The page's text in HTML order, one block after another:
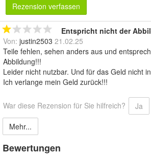
Rezension verfassen
Entspricht nicht der
Von: justin2503 21.02.25
Teile fehlen, sehen anders aus und
Abbildung!!!
Leider nicht nutzbar. Und für das Geld nicht
Ich verlange mein Geld zurück!!!
War diese Rezension für Sie hilfreich? Ja
Mehr...
Bewertungen